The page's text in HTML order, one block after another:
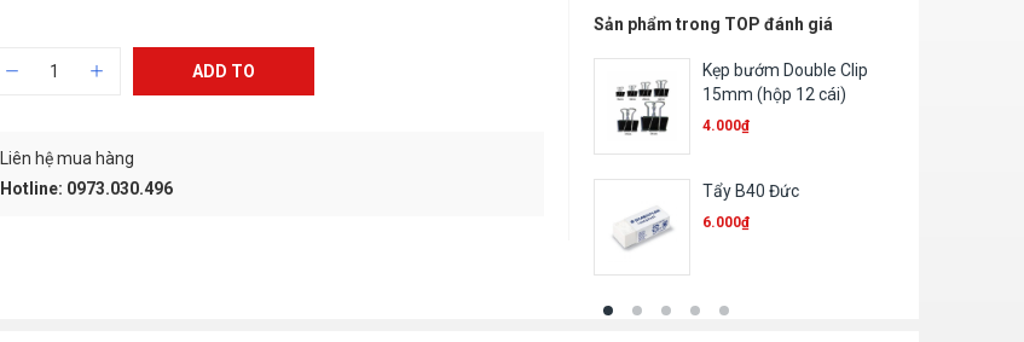
ADD TO
Liên hệ mua hàng
Hotline: 0973.030.496
Sản phẩm trong TOP đánh giá
Kẹp bướm Double Clip
15mm (hộp 12 cái)